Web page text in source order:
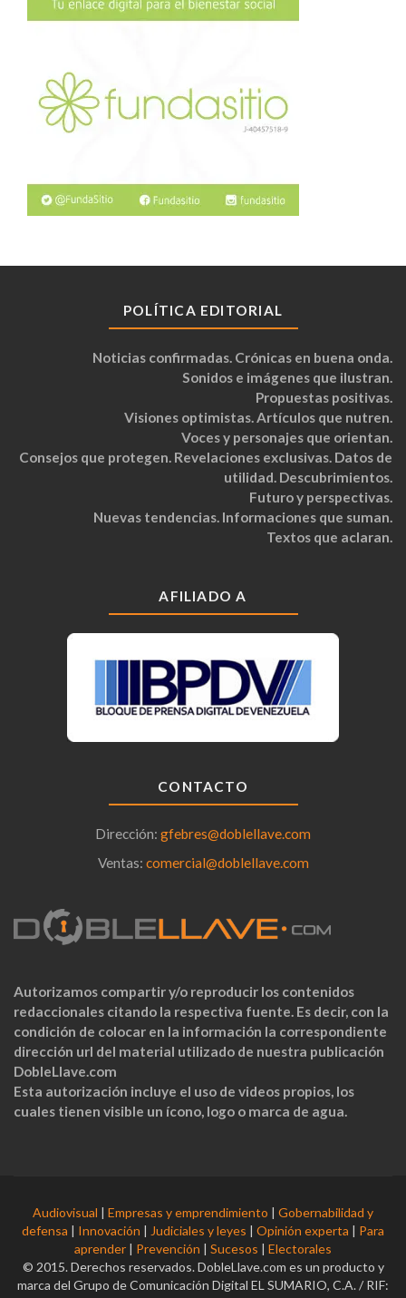
POLÍTICA EDITORIAL
Noticias confirmadas. Crónicas en buena onda.
Sonidos e imágenes que ilustran.
Propuestas positivas.
Visiones optimistas. Artículos que nutren.
Voces y personajes que orientan.
Consejos que protegen. Revelaciones exclusivas. Datos de
utilidad. Descubrimientos.
Futuro y perspectivas.
Nuevas tendencias. Informaciones que suman.
Textos que aclaran.
AFILIADO A
CONTACTO
Dirección: gfebres@doblellave.com
Ventas: comercial@doblellave.com
Autorizamos compartir y/o reproducir los contenidos
redaccionales citando la respectiva fuente. Es decir, con la
condición de colocar en la información la correspondiente
dirección url del material utilizado de nuestra publicación
DobleLlave.com
Esta autorización incluye el uso de videos propios, los
cuales tienen visible un ícono, logo o marca de agua.
Audiovisual | Empresas y emprendimiento | Gobernabilidad y
defensa | Innovación | Judiciales y leyes | Opinión experta | Para
aprender | Prevención | Sucesos | Electorales
© 2015. Derechos reservados. DobleLlave.com es un producto y
marca del Grupo de Comunicación Digital EL SUMARIO, C.A. / RIF: